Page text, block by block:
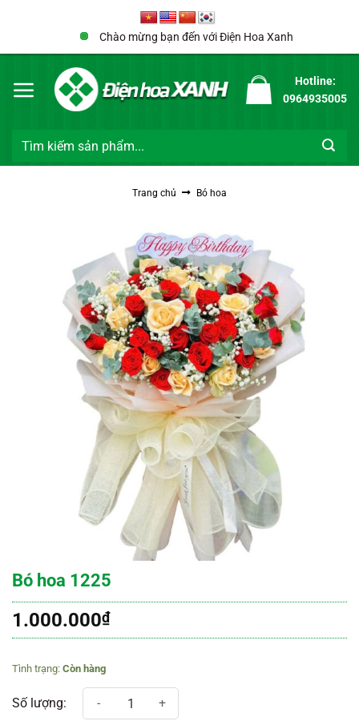
Chào mừng bạn đến với Điện Hoa Xanh
Hotline:
0964935005
Tìm
Trang chủ Bó hoa
Bó hoa 1225
1.000.000₫
Còn hàng
Bó hoa 1225 số lượng